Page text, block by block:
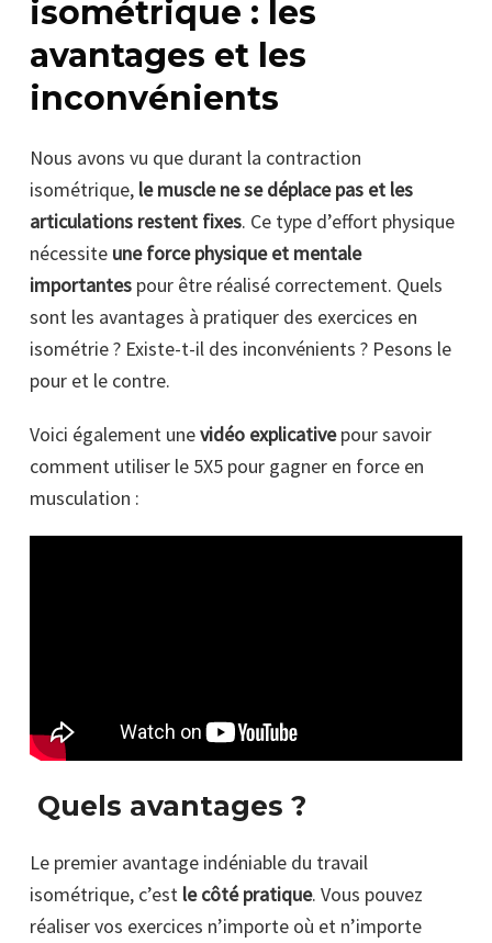
isométrique : les
avantages et les
inconvénients
Nous avons vu que durant la contraction
isométrique, le muscle ne se déplace pas et les
articulations restent fixes. Ce type d’effort physique
nécessite une force physique et mentale
importantes pour être réalisé correctement. Quels
sont les avantages à pratiquer des exercices en
isométrie ? Existe-t-il des inconvénients ? Pesons le
pour et le contre.
Voici également unevidéo explicativepour savoir
comment utiliser le 5X5 pour gagner en force en
musculation :
Quels avantages ?
Le premier avantage indéniable du travail
isométrique, c’est le côté pratique. Vous pouvez
réaliser vos exercices n’importe où et n’importe